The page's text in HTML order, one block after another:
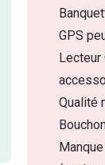
GPS
Lecteur
Qualité